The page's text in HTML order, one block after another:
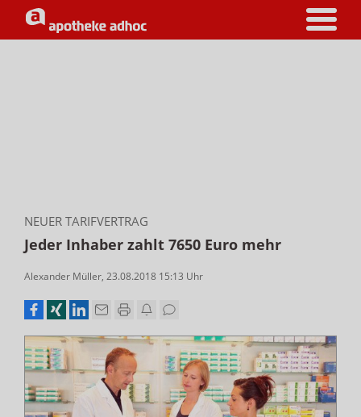
NEUER TARIFVERTRAG
Jeder Inhaber zahlt 7650 Euro mehr
Alexander Müller, 23.08.2018 15:13 Uhr